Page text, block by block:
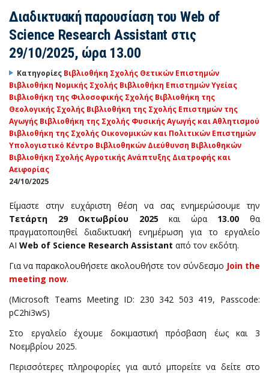
Διαδικτυακή παρουσίαση του Web of
Science Research Assistant στις
29/10/2025, ώρα 13.00
Κατηγορίες Βιβλιοθήκη Σχολής Θετικών Επιστημών
Βιβλιοθήκη Νομικής Σχολής Βιβλιοθήκη Επιστημών Υγείας
Βιβλιοθήκη της Φιλοσοφικής Σχολής Βιβλιοθήκη της
Θεολογικής Σχολής Βιβλιοθήκη της Σχολής Επιστημών της
Αγωγής Βιβλιοθήκη της Σχολής Φυσικής Αγωγής και Αθλητισμού
Βιβλιοθήκη της Σχολής Οικονομικών και Πολιτικών Επιστημών
Υπολογιστικό Κέντρο Βιβλιοθηκών Διεύθυνση Βιβλιοθηκών
Βιβλιοθήκη Σχολής Αγροτικής Ανάπτυξης Διατροφής και
Αειφορίας
24/10/2025
Είμαστε στην ευχάριστη θέση να σας ενημερώσουμε την
Τετάρτη 29 Οκτωβρίου 2025 και ώρα 13.00 θα
πραγματοποιηθεί διαδικτυακή ενημέρωση για το εργαλείο
ΑΙ Web of Science Research Assistant από τον εκδότη.
Για να παρακολουθήσετε ακολουθήστε τον σύνδεσμο Join the
meeting now.
(Microsoft Teams Meeting ID: 230 342 503 419, Passcode:
pC2hi3wS)
Στο εργαλείο έχουμε δοκιμαστική πρόσβαση έως και 3
Νοεμβρίου 2025.
Περισσότερες πληροφορίες για αυτό μπορείτε να δείτε στο